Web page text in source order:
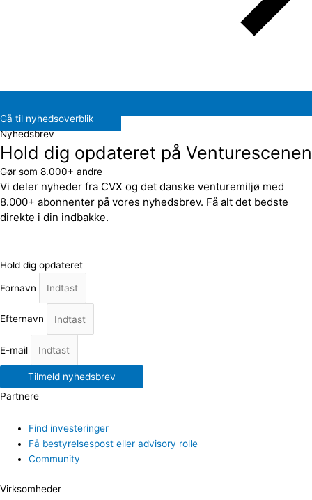
Gå til nyhedsoverblik
Nyhedsbrev
Hold dig opdateret på Venturescenen
Gør som 8.000+ andre
Vi deler nyheder fra CVX og det danske venturemiljø med
8.000+ abonnenter på vores nyhedsbrev. Få alt det bedste
direkte i din indbakke.
Hold dig opdateret
Fornavn
Efternavn
E-mail
Tilmeld nyhedsbrev
Partnere
Find investeringer
Få bestyrelsespost eller advisory rolle
Community
Virksomheder